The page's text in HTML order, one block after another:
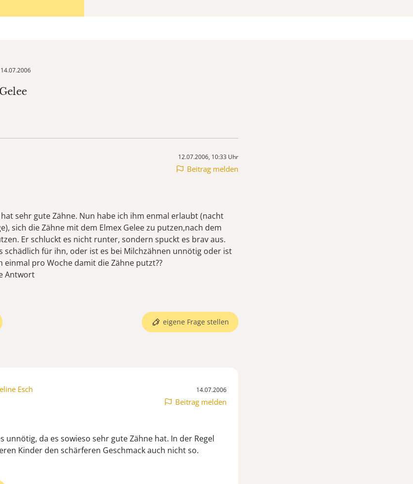
12.07.2006, 10:33 Uhr
Beitrag melden
hat sehr gute Zähne. Nun habe ich ihm enmal erlaubt (nacht
sich die Zähne mit dem Elmex Gelee zu putzen,nach dem
Er schluckt es nicht runter, sondern spuckt es brav aus.
schädlich für ihn, oder ist es bei Milchzähnen unnötig oder ist
einmal pro Woche damit die Zähne putzt??
Antwort
eigene Frage stellen
Esch 14.07.2006
Beitrag melden
unnötig, da es sowieso sehr gute Zähne hat. In der Regel
Kinder den schärferen Geschmack auch nicht so.